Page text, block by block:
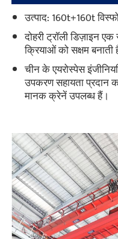
उत्पाद: 160t+160t
दोहरी ट्रॉली डिज़ाइन
क्रियाओं को सक्षम बनाती
चीन के एयरोस्पेस
उपकरण सहायता प्रदान
मानक क्रेनें उपलब्ध हैं।